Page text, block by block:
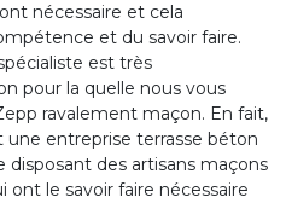
nécessaire et cela
et du savoir faire.
est très
pour la quelle nous vous
ravalement maçon. En fait,
entreprise terrasse béton
disposant des artisans maçons
le savoir faire nécessaire